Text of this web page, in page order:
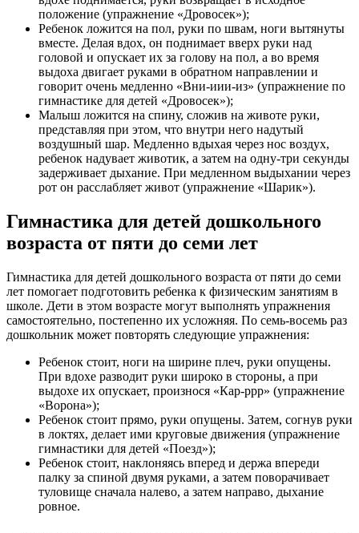
положение (упражнение «Дровосек»);
Ребенок ложится на пол, руки по швам, ноги вытянуты
вместе. Делая вдох, он поднимает вверх руки над
головой и опускает их за голову на пол, а во время
выдоха двигает руками в обратном направлении и
говорит очень медленно «Вни-иии-из» (упражнение по
гимнастике для детей «Дровосек»);
Малыш ложится на спину, сложив на животе руки,
представляя при этом, что внутри него надутый
воздушный шар. Медленно вдыхая через нос воздух,
ребенок надувает животик, а затем на одну-три секунды
задерживает дыхание. При медленном выдыхании через
рот он расслабляет живот (упражнение «Шарик»).
Гимнастика для детей дошкольного
возраста от пяти до семи лет
Гимнастика для детей дошкольного возраста от пяти до семи
лет помогает подготовить ребенка к физическим занятиям в
школе. Дети в этом возрасте могут выполнять упражнения
самостоятельно, постепенно их усложняя. По семь-восемь раз
дошкольник может повторять следующие упражнения:
Ребенок стоит, ноги на ширине плеч, руки опущены.
При вдохе разводит руки широко в стороны, а при
выдохе их опускает, произнося «Кар-ррр» (упражнение
«Ворона»);
Ребенок стоит прямо, руки опущены. Затем, согнув руки
в локтях, делает ими круговые движения (упражнение
гимнастики для детей «Поезд»);
Ребенок стоит, наклоняясь вперед и держа впереди
палку за спиной двумя руками, а затем поворачивает
туловище сначала налево, а затем направо, дыхание
ровное.